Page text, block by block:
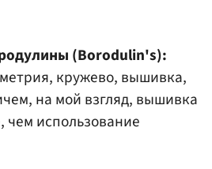
(Borodulin's):
кружево, вышивка,
на мой взгляд, вышивка
чем использование